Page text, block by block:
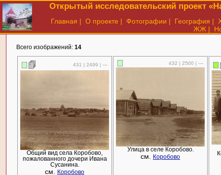
Открытый исследовательский проект
Главная | О проекте | Фотографии | География |
ЖЖ |
Всего изображений: 14
431 | 2499 | —
Общий вид села Коробово,
пожалованного дочери Ивана
Сусанина.
см. Коробово
432 | 2500 | —
Улица в селе Коробово.
см. Коробово